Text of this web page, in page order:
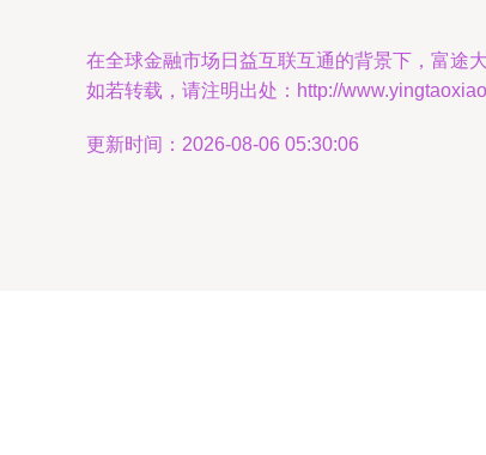
在全球金融市场日益互联互通的背景下，富途
如若转载，请注明出处：http://
更新时间：2026-08-06 05:30:06